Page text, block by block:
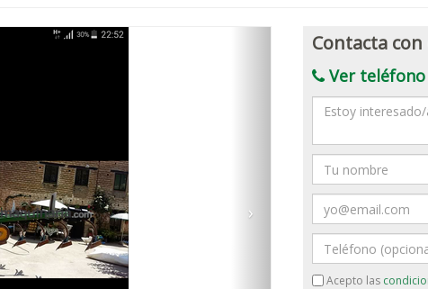
›
Contacta
Ver teléfono
Mensaje
Nombre
Email
Teléfono
Acepto las